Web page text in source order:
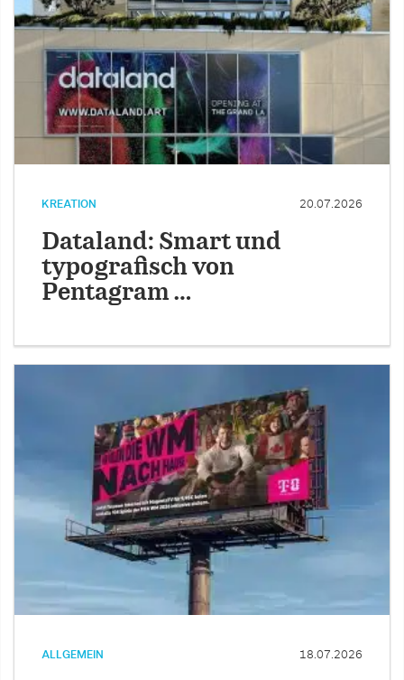
KREATION 20.07.2026
Dataland: Smart und
typografisch von
Pentagram …
ALLGEMEIN 18.07.2026